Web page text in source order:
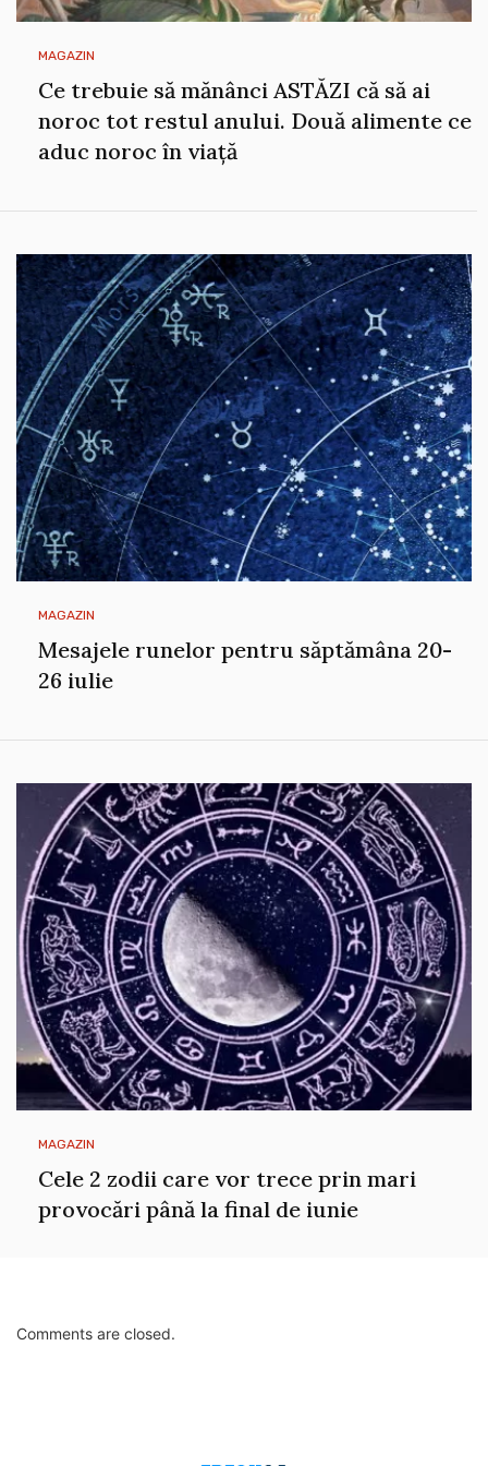
MAGAZIN
Ce trebuie să mănânci ASTĂZI că să ai
noroc tot restul anului. Două alimente ce
aduc noroc în viață
MAGAZIN
Mesajele runelor pentru săptămâna 20-
26 iulie
MAGAZIN
Cele 2 zodii care vor trece prin mari
provocări până la final de iunie
Comments are closed.